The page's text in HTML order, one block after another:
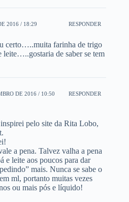
2016 / 18:29 RESPONDER
certo…..muita farinha de trigo
leite…..gostaria de saber se tem
DE 2016 / 10:50 RESPONDER
pelo site da Rita Lobo,
a pena. Talvez valha a pena
e leite aos poucos para dar
mais. Nunca se sabe o
ml, portanto muitas vezes
ou mais pós e líquido!